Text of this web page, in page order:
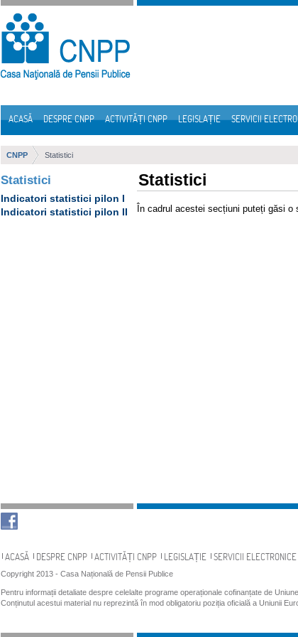
Sari la continut
ACASĂ DESPRE CNPP ACTIVITĂȚI CNPP LEGISLAȚIE SERVICII
CNPP Statistici
Statistici
Indicatori statistici pilon I
Indicatori statistici pilon II
Statistici
În cadrul acestei secțiuni puteți găsi o
Navigare
ACASĂ DESPRE CNPP ACTIVITĂȚI CNPP LEGISLAȚIE SERVICII ELECTRONICE
Copyright 2013 - Casa Națională de Pensii Publice
Pentru informații detaliate despre celelalte programe operaționale cofinanțate de
Conținutul acestui material nu reprezintă în mod obligatoriu poziția oficială a Uniunii